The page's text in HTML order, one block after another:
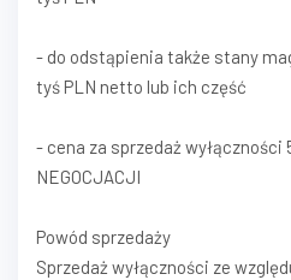
- do odstąpienia także stany
tyś PLN netto lub ich część
- cena za sprzedaż wyłączności
NEGOCJACJI
Powód sprzedaży
Sprzedaż wyłączności ze